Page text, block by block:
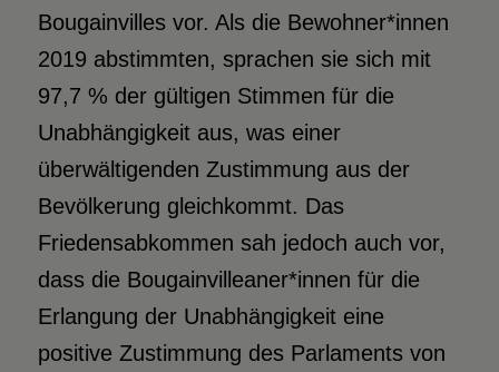
Bougainvilles vor. Als die Bewohner*innen
2019 abstimmten, sprachen sie sich mit
97,7 % der gültigen Stimmen für die
Unabhängigkeit aus, was einer
überwältigenden Zustimmung aus der
Bevölkerung gleichkommt. Das
Friedensabkommen sah jedoch auch vor,
dass die Bougainvilleaner*innen für die
Erlangung der Unabhängigkeit eine
positive Zustimmung des Parlaments von